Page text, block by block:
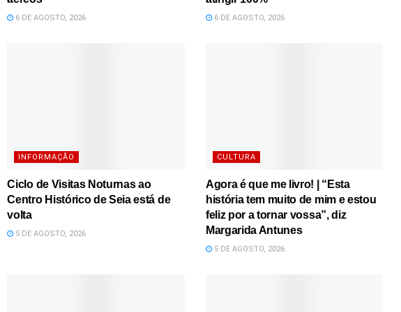
6 DE AGOSTO, 2026 6 DE AGOSTO, 2026
INFORMAÇÃO
Ciclo de Visitas Noturnas ao
Centro Histórico de Seia está de
volta
5 DE AGOSTO, 2026
CULTURA
Agora é que me livro! | “Esta
história tem muito de mim e estou
feliz por a tornar vossa”, diz
Margarida Antunes
5 DE AGOSTO, 2026